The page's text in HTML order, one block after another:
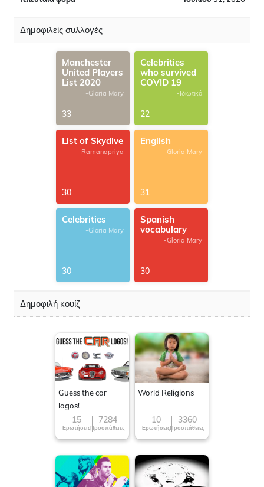
Δημοφιλείς συλλογές
Manchester
United Players
List 2020
-Gloria Mary
33
Celebrities
who survived
COVID 19
-Ιδιωτικό
22
List of Skydive
-Ramanapriya
30
English
-Gloria Mary
31
Celebrities
-Gloria Mary
30
Spanish
vocabulary
-Gloria Mary
30
Δημοφιλή κουίζ
Guess the car
logos!
15
Ερωτήσεις
7284
Προσπάθειες
World Religions
10
Ερωτήσεις
3360
Προσπάθειες